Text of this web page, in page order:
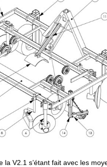
la V2.1 s’étant fait avec les